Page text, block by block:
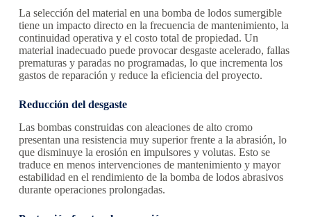
La selección del material en una bomba de lodos sumergible
tiene un impacto directo en la frecuencia de mantenimiento, la
continuidad operativa y el costo total de propiedad. Un
material inadecuado puede provocar desgaste acelerado, fallas
prematuras y paradas no programadas, lo que incrementa los
gastos de reparación y reduce la eficiencia del proyecto.
Reducción del desgaste
Las bombas construidas con aleaciones de alto cromo
presentan una resistencia muy superior frente a la abrasión, lo
que disminuye la erosión en impulsores y volutas. Esto se
traduce en menos intervenciones de mantenimiento y mayor
estabilidad en el rendimiento de la bomba de lodos abrasivos
durante operaciones prolongadas.